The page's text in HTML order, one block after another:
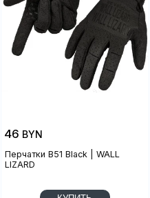
Перчатки B51 Black | WALL
LIZARD
46 BYN